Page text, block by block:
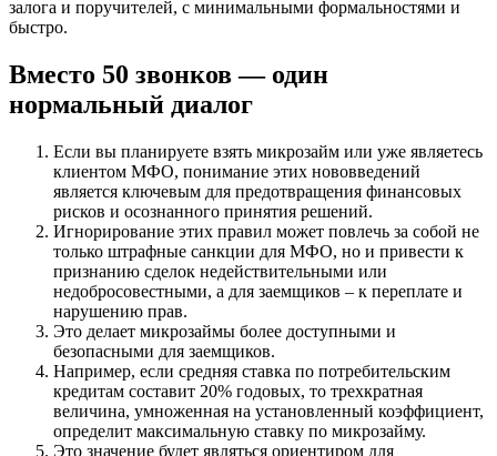
залога и поручителей, с минимальными формальностями и
быстро.
Вместо 50 звонков — один
нормальный диалог
Если вы планируете взять микрозайм или уже являетесь
клиентом МФО, понимание этих нововведений
является ключевым для предотвращения финансовых
рисков и осознанного принятия решений.
Игнорирование этих правил может повлечь за собой не
только штрафные санкции для МФО, но и привести к
признанию сделок недействительными или
недобросовестными, а для заемщиков – к переплате и
нарушению прав.
Это делает микрозаймы более доступными и
безопасными для заемщиков.
Например, если средняя ставка по потребительским
кредитам составит 20% годовых, то трехкратная
величина, умноженная на установленный коэффициент,
определит максимальную ставку по микрозайму.
Это значение будет являться ориентиром для